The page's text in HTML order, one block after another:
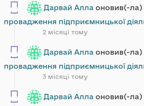
Дарвай Алла оновив(-ла)
провадження підприємницької
2 місяці тому
Дарвай Алла оновив(-ла)
провадження підприємницької
3 місяці тому
Дарвай Алла оновив(-ла)